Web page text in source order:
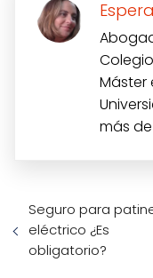
Máster
más
Seguro para
eléctrico ¿Es
obligatorio?